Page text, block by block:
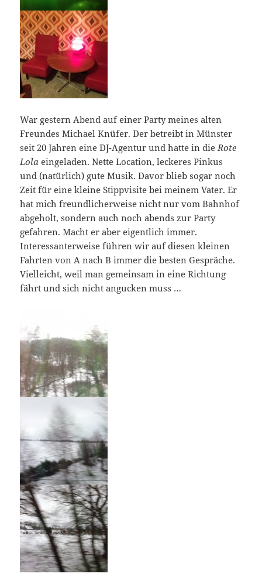
War gestern Abend auf einer Party meines alten
Freundes Michael Knüfer. Der betreibt in Münster
seit 20 Jahren eine DJ-Agentur und hatte in dieRote
Lola eingeladen. Nette Location, leckeres Pinkus
und (natürlich) gute Musik. Davor blieb sogar noch
Zeit für eine kleine Stippvisite bei meinem Vater. Er
hat mich freundlicherweise nicht nur vom Bahnhof
abgeholt, sondern auch noch abends zur Party
gefahren. Macht er aber eigentlich immer.
Interessanterweise führen wir auf diesen kleinen
Fahrten von A nach B immer die besten Gespräche.
Vielleicht, weil man gemeinsam in eine Richtung
fährt und sich nicht angucken muss …